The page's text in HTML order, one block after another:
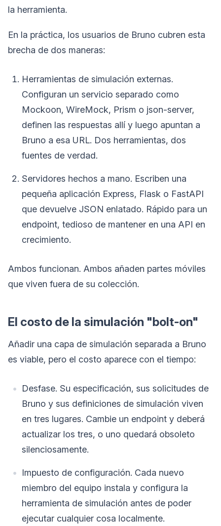
la herramienta.
En la práctica, los usuarios de Bruno cubren esta
brecha de dos maneras:
Herramientas de simulación externas.
Configuran un servicio separado como
Mockoon, WireMock, Prism o json-server,
definen las respuestas allí y luego apuntan a
Bruno a esa URL. Dos herramientas, dos
fuentes de verdad.
Servidores hechos a mano. Escriben una
pequeña aplicación Express, Flask o FastAPI
que devuelve JSON enlatado. Rápido para un
endpoint, tedioso de mantener en una API en
crecimiento.
Ambos funcionan. Ambos añaden partes móviles
que viven fuera de su colección.
El costo de la simulación "bolt-on"
Añadir una capa de simulación separada a Bruno
es viable, pero el costo aparece con el tiempo:
Desfase. Su especificación, sus solicitudes de
Bruno y sus definiciones de simulación viven
en tres lugares. Cambie un endpoint y deberá
actualizar los tres, o uno quedará obsoleto
silenciosamente.
Impuesto de configuración. Cada nuevo
miembro del equipo instala y configura la
herramienta de simulación antes de poder
ejecutar cualquier cosa localmente.